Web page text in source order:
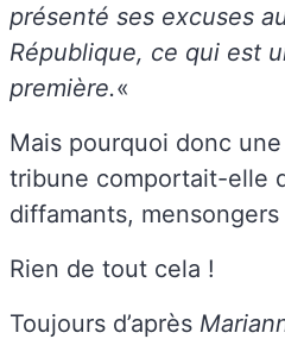
présenté ses excuses
République, ce qui est
première.«
Mais pourquoi donc
tribune comportait-elle
diffamants, mensongers
Rien de tout cela !
Toujours d’après